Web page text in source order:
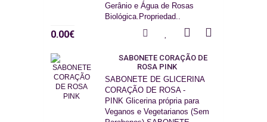
Gerânio e Água de Rosas
Biológica.Propriedad..
0.00€
SABONETE CORAÇÃO DE
ROSA PINK
SABONETE DE GLICERINA
CORAÇÃO DE ROSA -
PINK Glicerina própria para
Veganos e Vegetarianos (Sem